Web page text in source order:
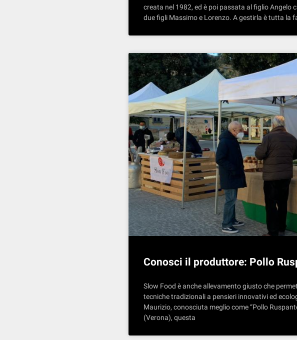
creata nel 1982, ed è poi passata al figlio
due figli Massimo e Lorenzo. A gestirla è tutta la
Conosci il produttore: Pollo
Slow Food è anche allevamento giusto che
tecniche tradizionali a pensieri innovativi ed
Maurizio, conosciuta meglio come “Pollo
(Verona), questa